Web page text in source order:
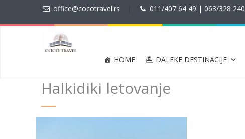
office@cocotravel.rs 011/407 64 49 | 063/328 240
HOME 🏝 DALEKE DESTINACIJE
Halkidiki letovanje